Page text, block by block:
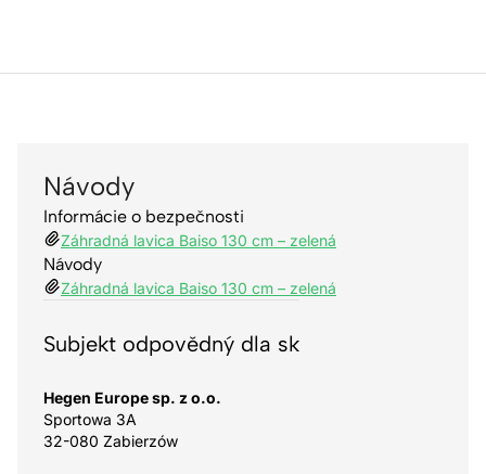
Návody
Informácie o bezpečnosti
Záhradná lavica Baiso 130 cm – zelená
Návody
Záhradná lavica Baiso 130 cm – zelená
Subjekt odpovědný dla sk
Hegen Europe sp. z o.o.
Sportowa 3A
32-080 Zabierzów